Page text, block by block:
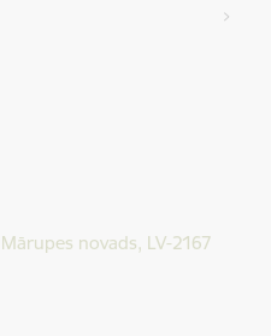
novads, LV-2167